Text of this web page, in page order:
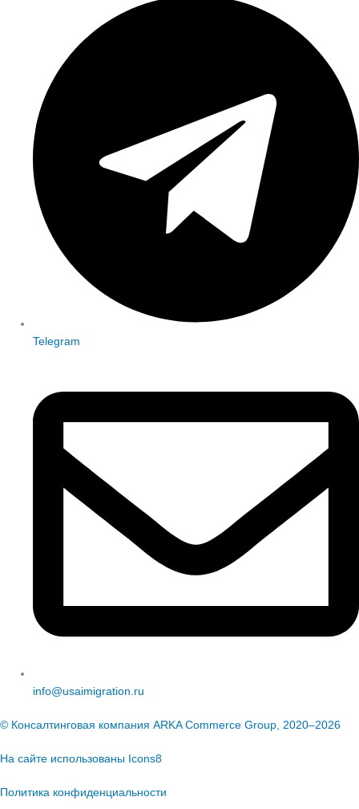
Telegram
info@usaimigration.ru
© Консалтинговая компания ARKA Commerce Group, 2020–2026
На сайте использованы Icons8
Политика конфиденциальности